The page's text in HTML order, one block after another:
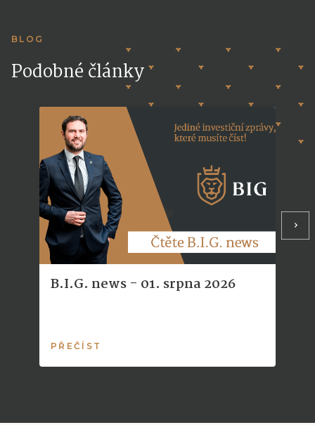
BLOG
Podobné články
B.I.G. news - 01. srpna 2026
PŘEČÍST